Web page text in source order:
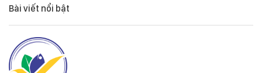
Bài viết nổi bật